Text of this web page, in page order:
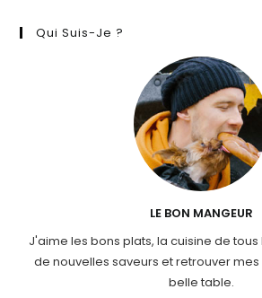
Qui Suis-Je ?
LE BON MANGEUR
J'aime les bons plats, la cuisine de
de nouvelles saveurs et retrouver
belle table.